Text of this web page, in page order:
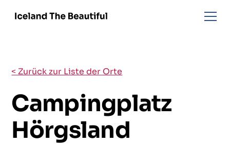
< Zurück zur Liste der Orte
Campingplatz
Hörgsland